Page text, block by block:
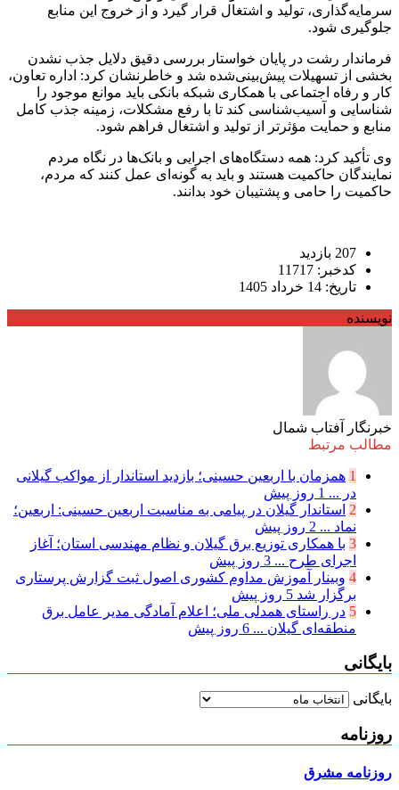
سرمایه‌گذاری، تولید و اشتغال قرار گیرد و از خروج این منابع
جلوگیری شود.
فرماندار رشت در پایان خواستار بررسی دقیق دلایل جذب نشدن
بخشی از تسهیلات پیش‌بینی‌شده شد و خاطرنشان کرد: اداره تعاون،
کار و رفاه اجتماعی با همکاری شبکه بانکی باید موانع موجود را
شناسایی و آسیب‌شناسی کند تا با رفع مشکلات، زمینه جذب کامل
منابع و حمایت مؤثرتر از تولید و اشتغال فراهم شود.
وی تأکید کرد: همه دستگاه‌های اجرایی و بانک‌ها در نگاه مردم
نمایندگان حاکمیت هستند و باید به گونه‌ای عمل کنند که مردم،
حاکمیت را حامی و پشتیبان خود بدانند.
207 بازدید
کدخبر: 11717
تاریخ: 14 خرداد 1405
نویسنده
خبرنگار آفتاب شمال
مطالب مرتبط
1 همزمان با اربعین حسینی؛ بازدید استاندار از مواکب گیلانی
در ... 1 روز پیش
2 استاندار گیلان در پیامی به مناسبت اربعین حسینی: اربعین؛
نماد ... 2 روز پیش
3 با همکاری توزیع برق گیلان و نظام مهندسی استان؛ آغاز
اجرای طرح ... 3 روز پیش
4 وبینار آموزش مداوم کشوری اصول ثبت گزارش پرستاری
برگزار شد 5 روز پیش
5 در راستای همدلی ملی؛ اعلام آمادگی مدیر عامل برق
منطقه‌ای گیلان ... 6 روز پیش
بایگانی
بایگانی
روزنامه
روزنامه مشرق